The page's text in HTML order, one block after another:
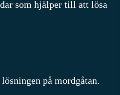
som hjälper till att lösa
på mordgåtan.